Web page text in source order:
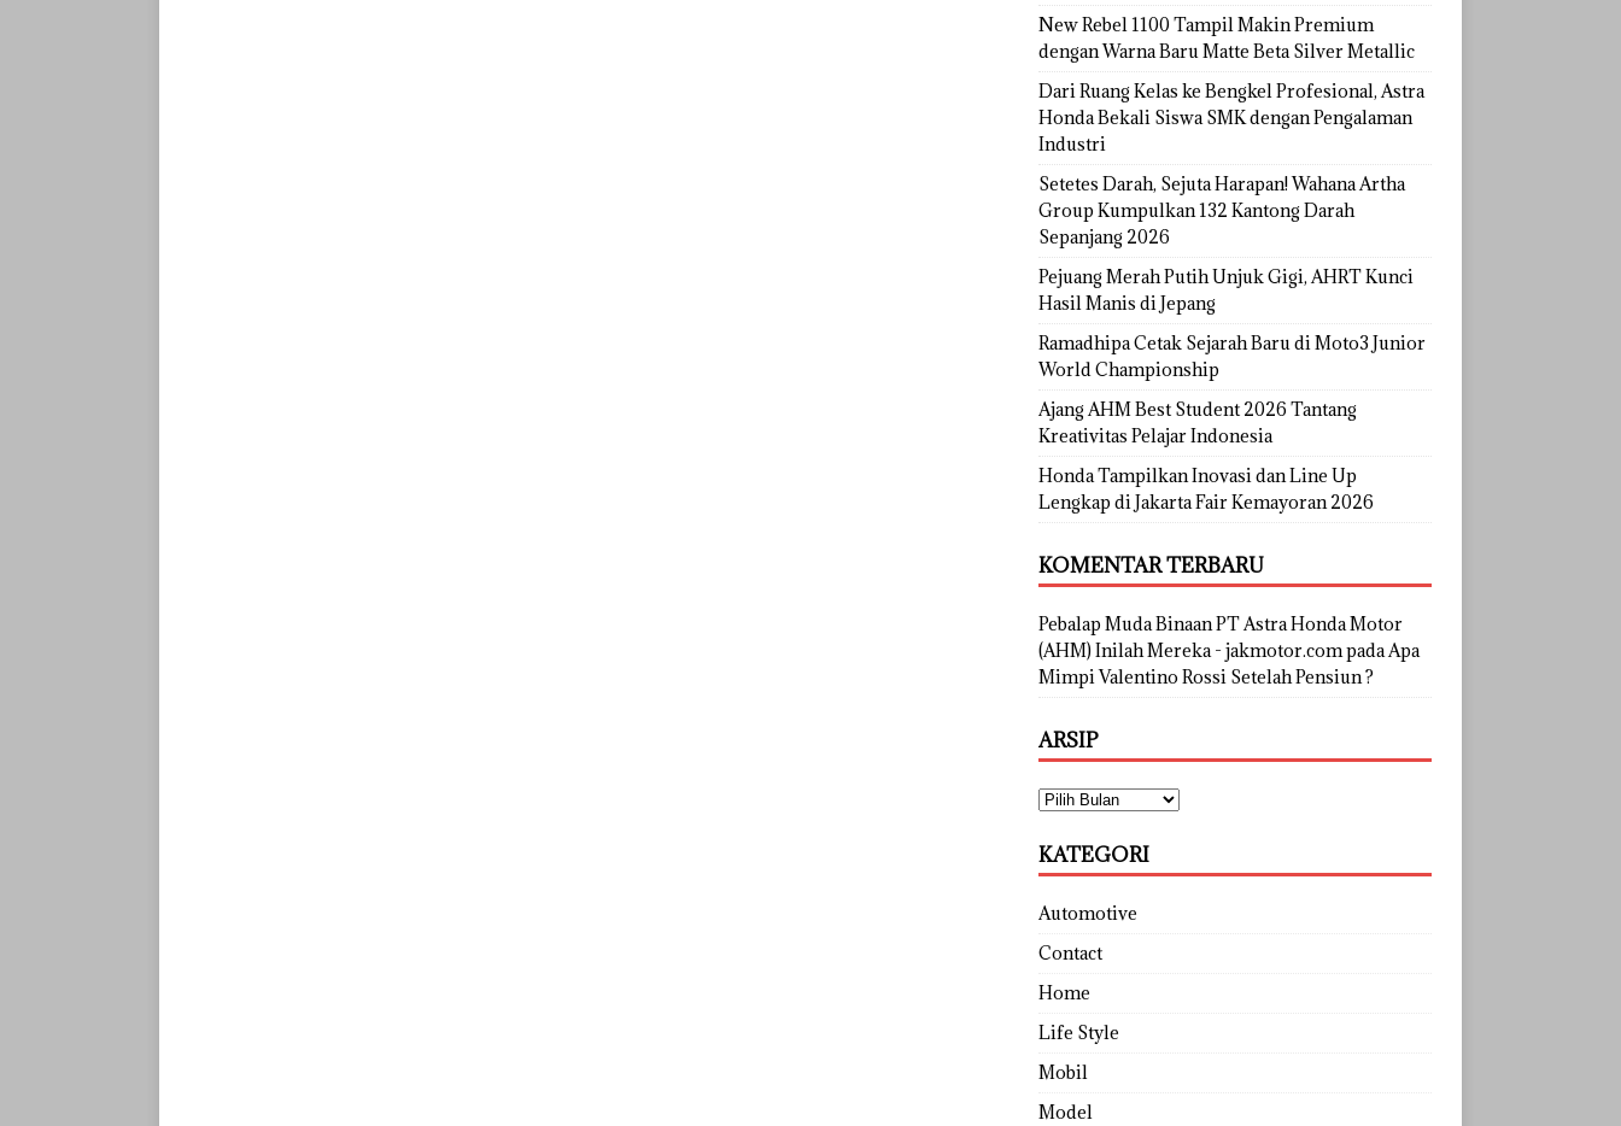
New Rebel 1100 Tampil Makin Premium
dengan Warna Baru Matte Beta Silver Metallic
Dari Ruang Kelas ke Bengkel Profesional, Astra
Honda Bekali Siswa SMK dengan Pengalaman
Industri
Setetes Darah, Sejuta Harapan! Wahana Artha
Group Kumpulkan 132 Kantong Darah
Sepanjang 2026
Pejuang Merah Putih Unjuk Gigi, AHRT Kunci
Hasil Manis di Jepang
Ramadhipa Cetak Sejarah Baru di Moto3 Junior
World Championship
Ajang AHM Best Student 2026 Tantang
Kreativitas Pelajar Indonesia
Honda Tampilkan Inovasi dan Line Up
Lengkap di Jakarta Fair Kemayoran 2026
KOMENTAR TERBARU
Pebalap Muda Binaan PT Astra Honda Motor
(AHM) Inilah Mereka - jakmotor.compadaApa
Mimpi Valentino Rossi Setelah Pensiun ?
ARSIP
KATEGORI
Automotive
Contact
Home
Life Style
Mobil
Model